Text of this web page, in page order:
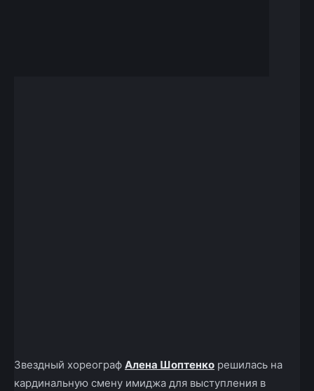
Звездный хореограф Алена Шоптенко решилась на
кардинальную смену имиджа для выступления в